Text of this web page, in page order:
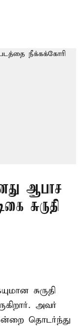
ஆபாச
சுருதி
சுருதி
அவர்
தொடர்ந்து